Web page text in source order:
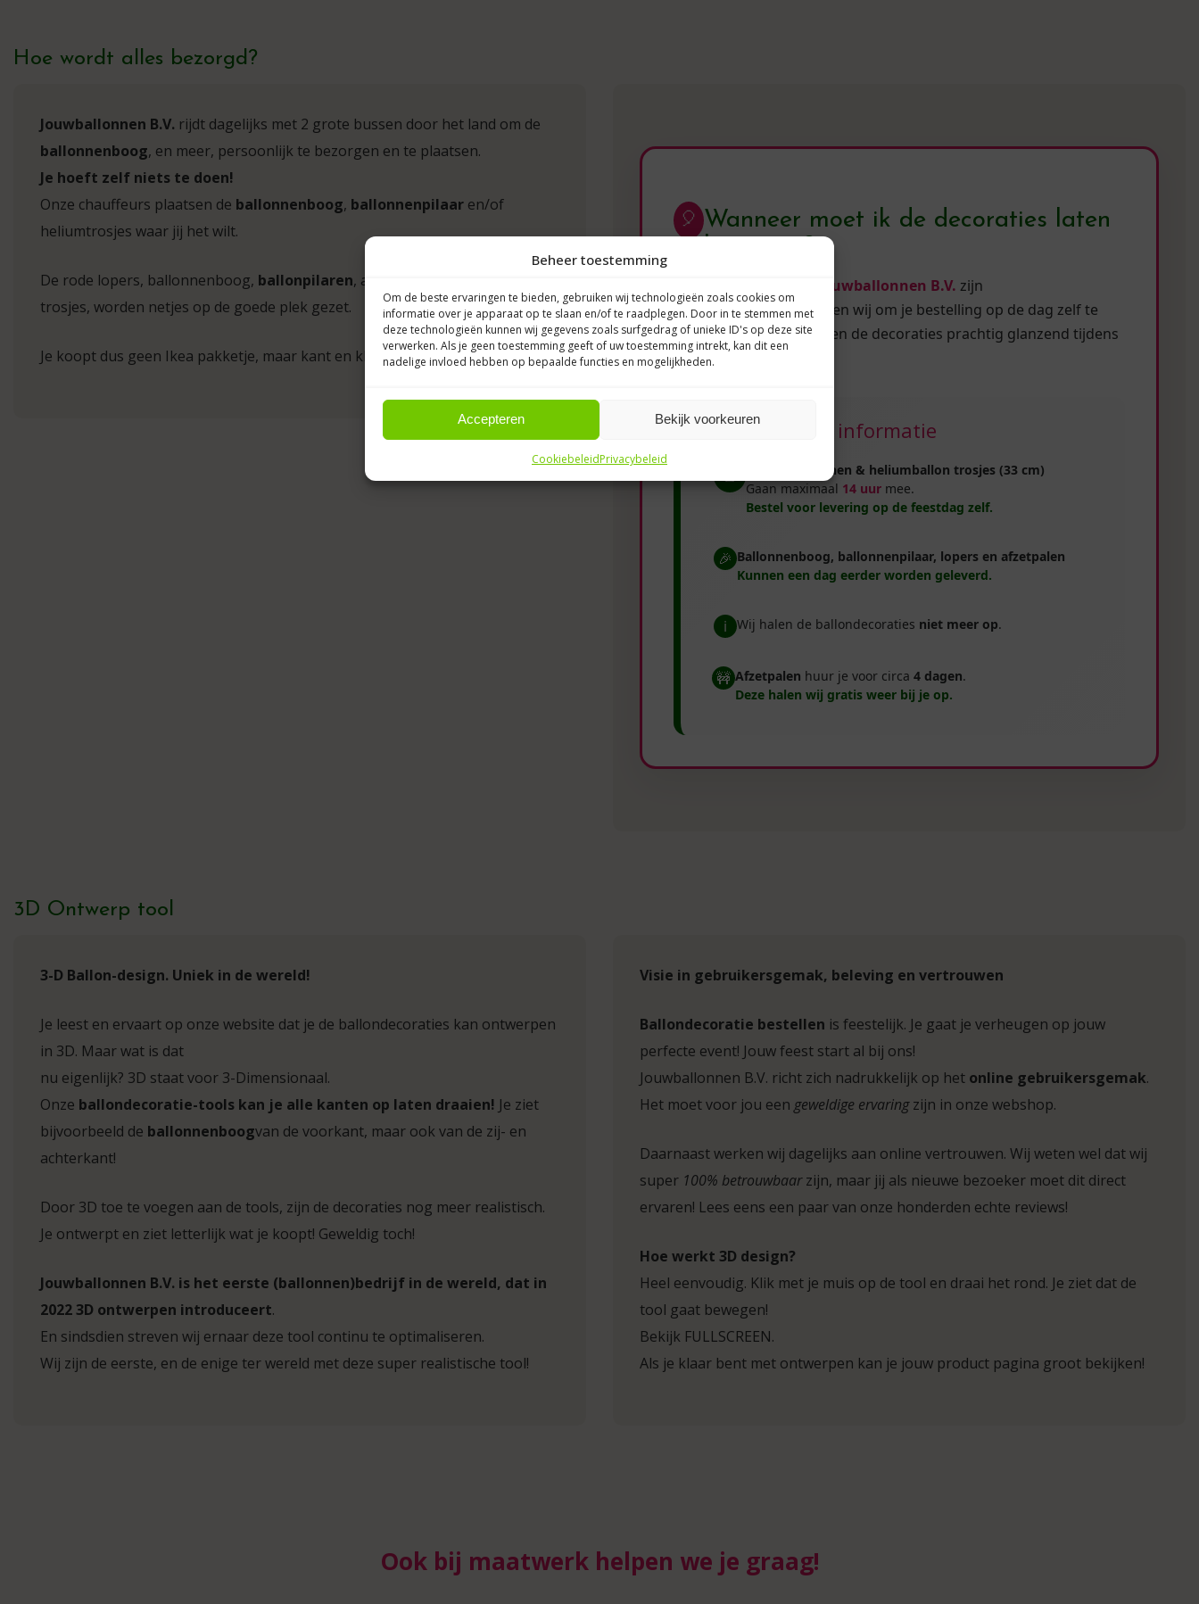
Beheer toestemming
Om de beste ervaringen te bieden, gebruiken wij technologieën zoals cookies om
informatie over je apparaat op te slaan en/of te raadplegen. Door in te stemmen met
deze technologieën kunnen wij gegevens zoals surfgedrag of unieke ID's op deze site
verwerken. Als je geen toestemming geeft of uw toestemming intrekt, kan dit een
nadelige invloed hebben op bepaalde functies en mogelijkheden.
Accepteren Bekijk voorkeuren
CookiebeleidPrivacybeleid
Hoe wordt alles bezorgd?
Jouwballonnen B.V. rijdt dagelijks met 2 grote bussen door het land om de
ballonnenboog, en meer, persoonlijk te bezorgen en te plaatsen.
Je hoeft zelf niets te doen!
Onze chauffeurs plaatsen de ballonnenboog, ballonnenpilaar en/of
heliumtrosjes waar jij het wilt.
De rode lopers, ballonnenboog, ballonpilaren, afzetpalen, of helium ballon
trosjes, worden netjes op de goede plek gezet.
Je koopt dus geen Ikea pakketje, maar kant en klare ballondecoraties!
🎈 Wanneer moet ik de decoraties laten
Jouwballonnen B.V. zijn
rock solid! Toch adviseren wij om je bestelling op de dag zelf te
laten bezorgen. Zo blijven de decoraties prachtig glanzend tijdens
jouw feest.
📌 Belangrijke informatie
⏳
Heliumballonnen & heliumballon trosjes (33 cm)
Gaan maximaal 14 uur mee.
Bestel voor levering op de feestdag zelf.
🎉 Ballonnenboog, ballonnenpilaar, lopers en afzetpalen
Kunnen een dag eerder worden geleverd.
ℹ️ Wij halen de ballondecoraties niet meer op.
🚧 Afzetpalen huur je voor circa 4 dagen.
Deze halen wij gratis weer bij je op.
3D Ontwerp tool
3-D Ballon-design. Uniek in de wereld!
Je leest en ervaart op onze website dat je de ballondecoraties kan ontwerpen
in 3D. Maar wat is dat
nu eigenlijk? 3D staat voor 3-Dimensionaal.
Onze ballondecoratie-tools kan je alle kanten op laten draaien! Je ziet
bijvoorbeeld de ballonnenboogvan de voorkant, maar ook van de zij- en
achterkant!
Door 3D toe te voegen aan de tools, zijn de decoraties nog meer realistisch.
Je ontwerpt en ziet letterlijk wat je koopt! Geweldig toch!
Jouwballonnen B.V. is het eerste (ballonnen)bedrijf in de wereld, dat in
2022 3D ontwerpen introduceert.
En sindsdien streven wij ernaar deze tool continu te optimaliseren.
Wij zijn de eerste, en de enige ter wereld met deze super realistische tool!
Visie in gebruikersgemak, beleving en vertrouwen
Ballondecoratie bestellen is feestelijk. Je gaat je verheugen op jouw
perfecte event! Jouw feest start al bij ons!
Jouwballonnen B.V. richt zich nadrukkelijk op het online gebruikersgemak.
Het moet voor jou een geweldige ervaringzijn in onze webshop.
Daarnaast werken wij dagelijks aan online vertrouwen. Wij weten wel dat wij
super 100% betrouwbaarzijn, maar jij als nieuwe bezoeker moet dit direct
ervaren! Lees eens een paar van onze honderden echte reviews!
Hoe werkt 3D design?
Heel eenvoudig. Klik met je muis op de tool en draai het rond. Je ziet dat de
tool gaat bewegen!
Bekijk FULLSCREEN.
Als je klaar bent met ontwerpen kan je jouw product pagina groot bekijken!
Ook bij maatwerk helpen we je graag!